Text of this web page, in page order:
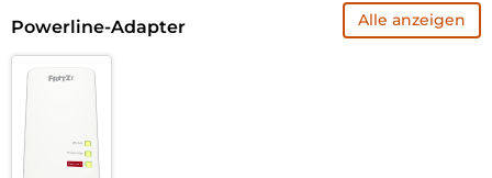
Powerline-Adapter Alle anzeigen